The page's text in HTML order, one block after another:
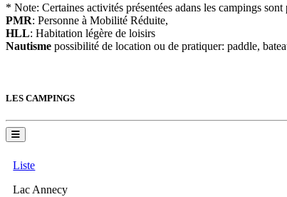
* Note: Certaines activités présentées adans les campings
PMR: Personne à Mobilité Réduite,
HLL: Habitation légère de loisirs
Nautisme possibilité de location ou de pratiquer: paddle,
LES CAMPINGS
Liste
Lac Annecy